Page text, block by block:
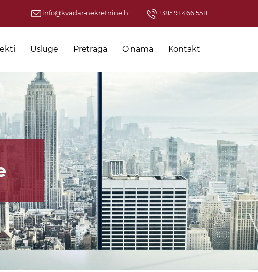
info@kvadar-nekretnine.hr +385 91 466 5511
Usluge Pretraga O nama Kontakt